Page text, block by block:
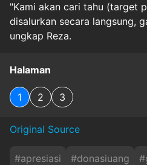
"Kami akan cari tahu (target
disalurkan secara langsung,
ungkap Reza.
Halaman
1 2 3
Original Source
#apresiasi #donasiuang #